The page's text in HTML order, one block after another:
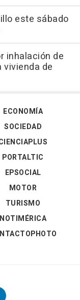
este sábado
inhalación de
vivienda de
ECONOMÍA
SOCIEDAD
PORTALTIC
EPSOCIAL
MOTOR
TURISMO
NOTIMÉRICA